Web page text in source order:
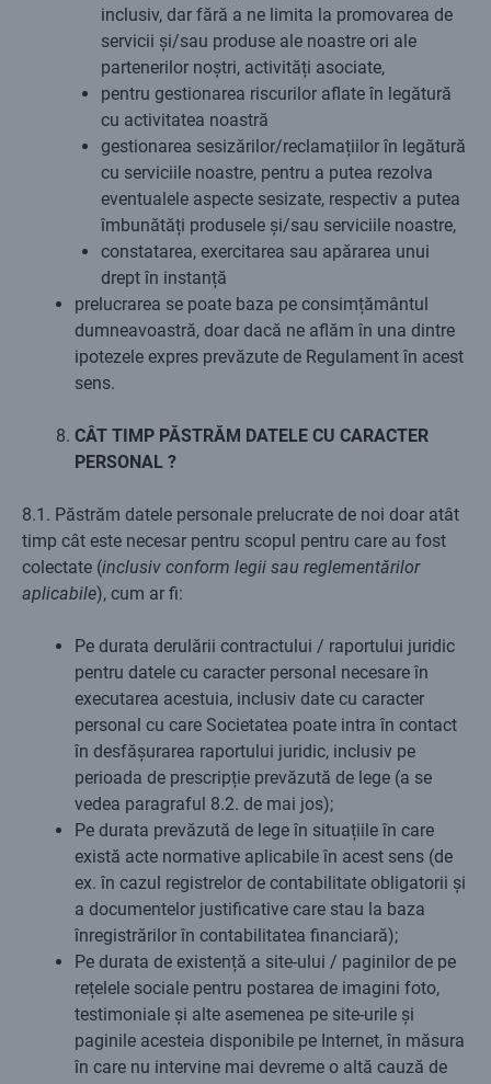
inclusiv, dar fără a ne limita la promovarea de
servicii și/sau produse ale noastre ori ale
partenerilor noștri, activități asociate,
pentru gestionarea riscurilor aflate în legătură
cu activitatea noastră
gestionarea sesizărilor/reclamațiilor în legătură
cu serviciile noastre, pentru a putea rezolva
eventualele aspecte sesizate, respectiv a putea
îmbunătăți produsele și/sau serviciile noastre,
constatarea, exercitarea sau apărarea unui
drept în instanță
prelucrarea se poate baza pe consimțământul
dumneavoastră, doar dacă ne aflăm în una dintre
ipotezele expres prevăzute de Regulament în acest
sens.
CÂT TIMP PĂSTRĂM DATELE CU CARACTER
PERSONAL ?
8.1. Păstrăm datele personale prelucrate de noi doar atât
timp cât este necesar pentru scopul pentru care au fost
colectate (inclusiv conform legii sau reglementărilor
aplicabile), cum ar fi:
Pe durata derulării contractului / raportului juridic
pentru datele cu caracter personal necesare în
executarea acestuia, inclusiv date cu caracter
personal cu care Societatea poate intra în contact
în desfășurarea raportului juridic, inclusiv pe
perioada de prescripție prevăzută de lege (a se
vedea paragraful 8.2. de mai jos);
Pe durata prevăzută de lege în situațiile în care
există acte normative aplicabile în acest sens (de
ex. în cazul registrelor de contabilitate obligatorii și
a documentelor justificative care stau la baza
înregistrărilor în contabilitatea financiară);
Pe durata de existență a site-ului / paginilor de pe
rețelele sociale pentru postarea de imagini foto,
testimoniale și alte asemenea pe site-urile și
paginile acesteia disponibile pe Internet, în măsura
în care nu intervine mai devreme o altă cauză de